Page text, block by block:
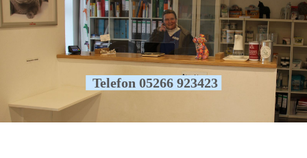
Telefon 05266 923423